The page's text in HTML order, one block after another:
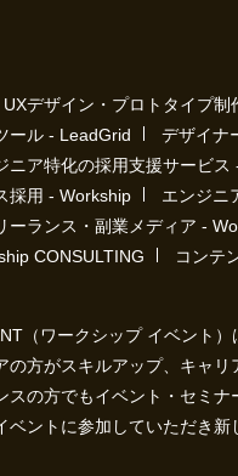
UXデザイン・プロトタイプ
ール - LeadGrid
デザイナ
ニア特化の採用支援サービス
採用 - Workship
エンジニ
ーランス・副業メディア -
CONSULTING
コンテ
（ワークシップ イベント
の方がスキルアップ、キャ
スの方でもイベント・セミ
ベントに参加していただき新